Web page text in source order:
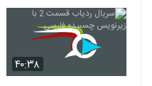
۴۰:۳۸